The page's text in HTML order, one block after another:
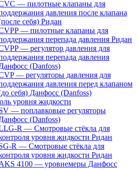
— пилотные клапаны для
давления после клапана
себя) Ридан
— пилотные клапаны для
перепада давления Ридан
— регулятор давления для
перепада давления
(Danfoss)
— регуляторы давления для
давления перед клапаном
себя) Данфосс (Danfoss)
уровня жидкости
— поплавковые регуляторы
(Danfoss)
R — Смотровые стёкла для
уровня жидкости Ридан
R — Смотровые стёкла для
уровня жидкости Ридан
4100 — уровнемеры Данфосс